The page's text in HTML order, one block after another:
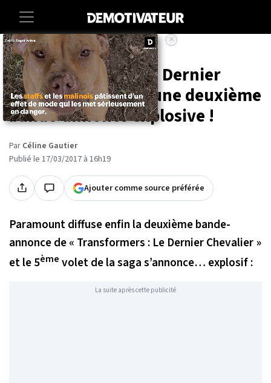
Accueil Entertainment Cinema
« Transformers : Le Dernier
Chevalier » : Enfin une deuxième
bande-annonce explosive !
Par Céline Gautier
Publié le 17/03/2017 à 16h19
Ajouter comme source préférée
Paramount diffuse enfin la deuxième bande-
annonce de « Transformers : Le Dernier Chevalier »
et le 5ème volet de la saga s’annonce… explosif :
La suite après cette publicité
×